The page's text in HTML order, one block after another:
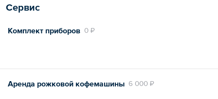
Сервис
0 ₽
Комплект приборов
6 000 ₽
Аренда рожковой кофемашины